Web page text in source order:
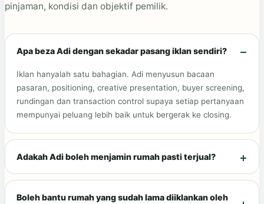
pinjaman, kondisi dan objektif pemilik.
Apa beza Adi dengan sekadar pasang iklan sendiri?
Iklan hanyalah satu bahagian. Adi menyusun bacaan
pasaran, positioning, creative presentation, buyer screening,
rundingan dan transaction control supaya setiap pertanyaan
mempunyai peluang lebih baik untuk bergerak ke closing.
Adakah Adi boleh menjamin rumah pasti terjual?
Boleh bantu rumah yang sudah lama diiklankan oleh